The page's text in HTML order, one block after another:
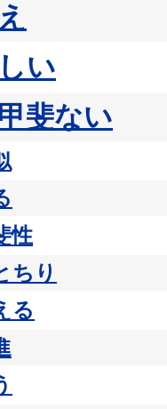
い
斐ない
性
ちり
る